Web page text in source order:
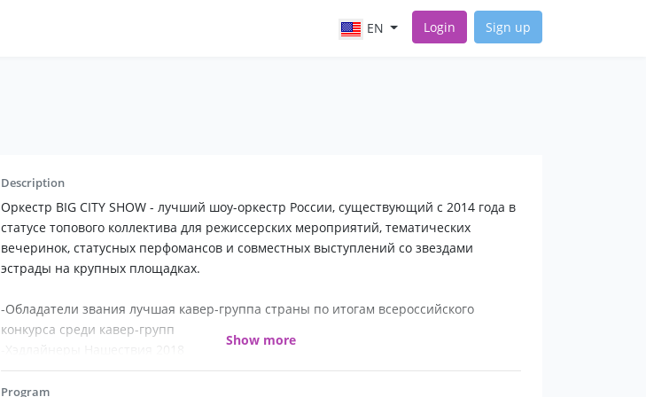
EN Login Sign up
Description
Оркестр BIG CITY SHOW - лучший шоу-оркестр России, существующий с 2014 года в
статусе топового коллектива для режиссерских мероприятий, тематических
вечеринок, статусных перфомансов и совместных выступлений со звездами
эстрады на крупных площадках.
-Обладатели звания лучшая кавер-группа страны по итогам всероссийского
конкурса среди кавер-групп
-Хэдлайнеры Нашествия 2018
-Резиденты шоу Мурзилки LIVE на Авторадио
-Полуфиналисты Новой волны 2018
Show more
Program